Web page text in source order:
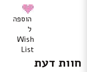
הוספה
ל
Wish
List
חוות דעת